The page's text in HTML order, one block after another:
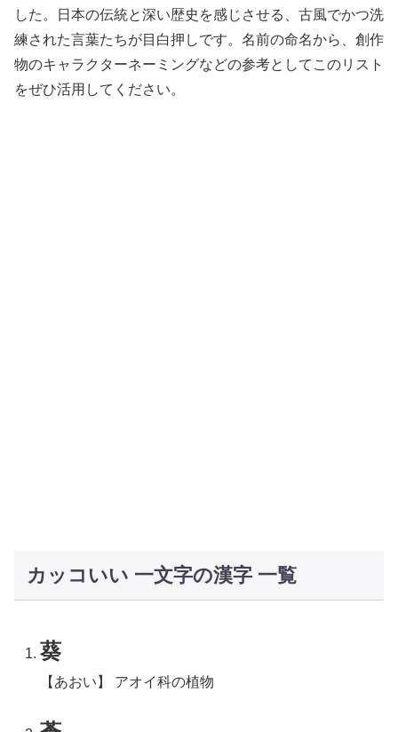
した。日本の伝統と深い歴史を感じさせる、古風でかつ洗
練された言葉たちが目白押しです。名前の命名から、創作
物のキャラクターネーミングなどの参考としてこのリスト
をぜひ活用してください。
カッコいい 一文字の漢字 一覧
葵
【あおい】 アオイ科の植物